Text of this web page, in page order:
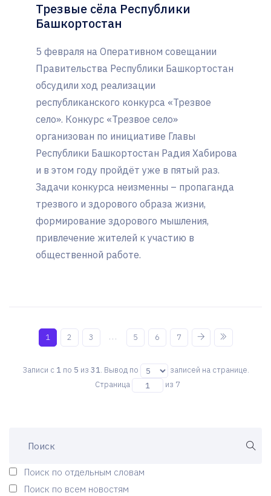
Трезвые сёла Республики
Башкортостан
5 февраля на Оперативном совещании
Правительства Республики Башкортостан
обсудили ход реализации
республиканского конкурса «Трезвое
село». Конкурс «Трезвое село»
организован по инициативе Главы
Республики Башкортостан Радия Хабирова
и в этом году пройдёт уже в пятый раз.
Задачи конкурса неизменны – пропаганда
трезвого и здорового образа жизни,
формирование здорового мышления,
привлечение жителей к участию в
общественной работе.
1 2 3 ... 5 6 7
Записи с 1по 5 из 31. Вывод по
записей на странице.
Страница
из 7
Поиск по отдельным словам
Поиск по всем новостям